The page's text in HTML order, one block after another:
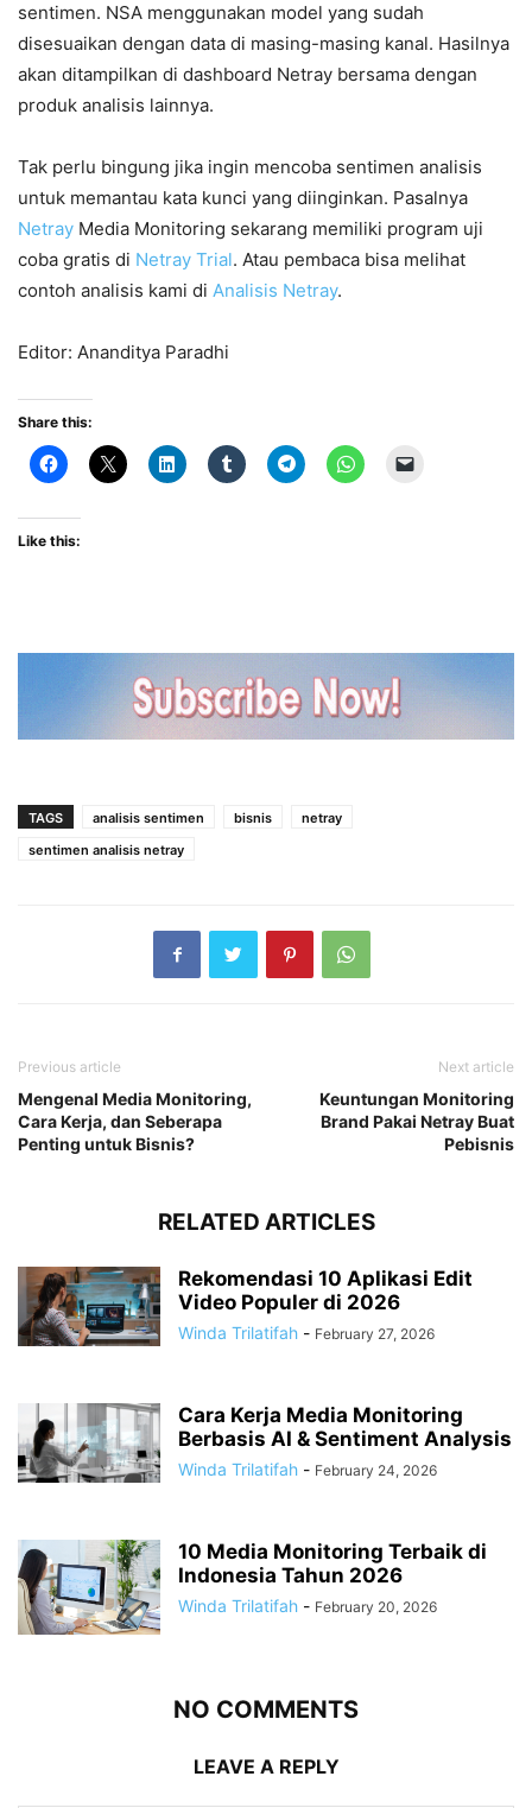
sentimen. NSA menggunakan model yang sudah
disesuaikan dengan data di masing-masing kanal. Hasilnya
akan ditampilkan di dashboard Netray bersama dengan
produk analisis lainnya.
Tak perlu bingung jika ingin mencoba sentimen analisis
untuk memantau kata kunci yang diinginkan. Pasalnya
Netray Media Monitoring sekarang memiliki program uji
coba gratis di Netray Trial. Atau pembaca bisa melihat
contoh analisis kami di Analisis Netray.
Editor: Ananditya Paradhi
Share this:
Like this:
TAGS analisis sentimen bisnis
netray
sentimen analisis netray
Previous article
Mengenal Media Monitoring,
Cara Kerja, dan Seberapa
Penting untuk Bisnis?
Next article
Keuntungan Monitoring
Brand Pakai Netray Buat
Pebisnis
RELATED ARTICLES
Rekomendasi 10 Aplikasi Edit
Video Populer di 2026
Winda Trilatifah - February 27, 2026
Cara Kerja Media Monitoring
Berbasis AI & Sentiment Analysis
Winda Trilatifah - February 24, 2026
10 Media Monitoring Terbaik di
Indonesia Tahun 2026
Winda Trilatifah - February 20, 2026
NO COMMENTS
LEAVE A REPLY